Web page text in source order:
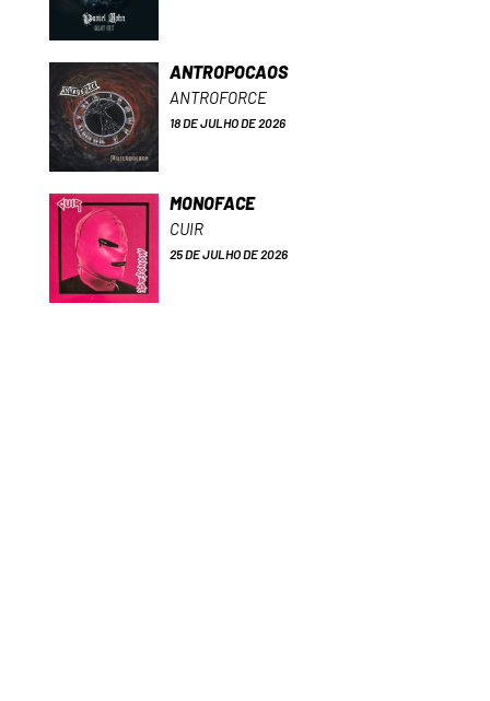
ANTROPOCAOS
ANTROFORCE
18 DE JULHO DE 2026
MONOFACE
CUIR
25 DE JULHO DE 2026